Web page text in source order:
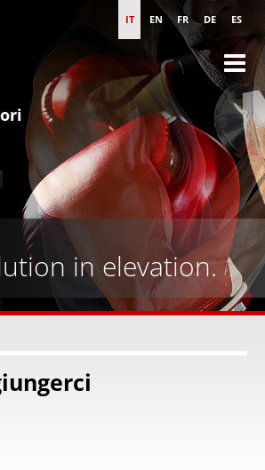
in elevation.
IT EN FR DE ES